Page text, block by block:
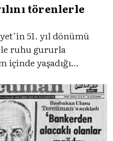
törenlerle
51. yıl dönümü
ruhu gururla
içinde yaşadığı
gazetesiyle